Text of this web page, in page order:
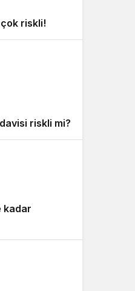
riskli!
riskli mi?
kadar